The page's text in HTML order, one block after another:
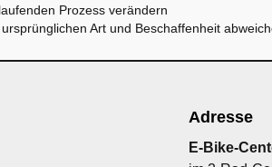
Prozess verändern
Art und Beschaffenheit
Adresse
E-Bike-